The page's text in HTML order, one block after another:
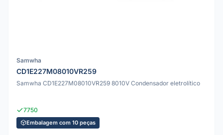
Samwha
CD1E227M08010VR259
Samwha CD1E227M08010VR259 8010V Condensador eletrolítico
7750
Embalagem com 10 peças